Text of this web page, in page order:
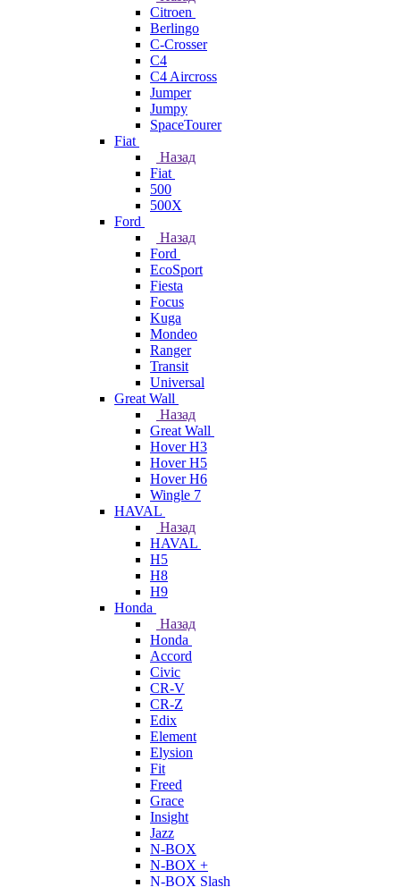
Citroen
Berlingo
C-Crosser
C4
C4 Aircross
Jumper
Jumpy
SpaceTourer
Fiat
Назад
Fiat
500
500X
Ford
Назад
Ford
EcoSport
Fiesta
Focus
Kuga
Mondeo
Ranger
Transit
Universal
Great Wall
Назад
Great Wall
Hover H3
Hover H5
Hover H6
Wingle 7
HAVAL
Назад
HAVAL
H5
H8
H9
Honda
Назад
Honda
Accord
Civic
CR-V
CR-Z
Edix
Element
Elysion
Fit
Freed
Grace
Insight
Jazz
N-BOX
N-BOX +
N-BOX Slash